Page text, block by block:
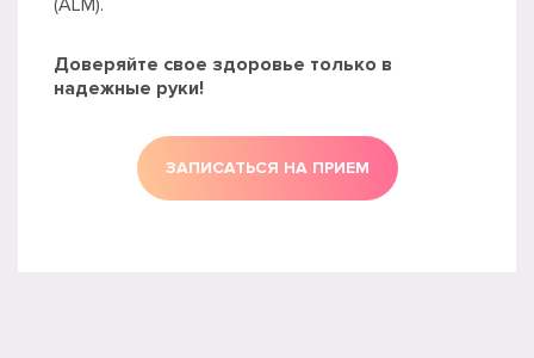
(ALM).
Доверяйте свое здоровье только в
надежные руки!
ЗАПИСАТЬСЯ НА ПРИЕМ